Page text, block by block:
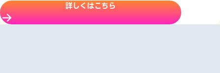
詳しくはこちら